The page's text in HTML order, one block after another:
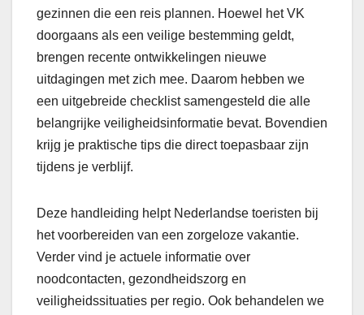
gezinnen die een reis plannen. Hoewel het VK
doorgaans als een veilige bestemming geldt,
brengen recente ontwikkelingen nieuwe
uitdagingen met zich mee. Daarom hebben we
een uitgebreide checklist samengesteld die alle
belangrijke veiligheidsinformatie bevat. Bovendien
krijg je praktische tips die direct toepasbaar zijn
tijdens je verblijf.
Deze handleiding helpt Nederlandse toeristen bij
het voorbereiden van een zorgeloze vakantie.
Verder vind je actuele informatie over
noodcontacten, gezondheidszorg en
veiligheidssituaties per regio. Ook behandelen we